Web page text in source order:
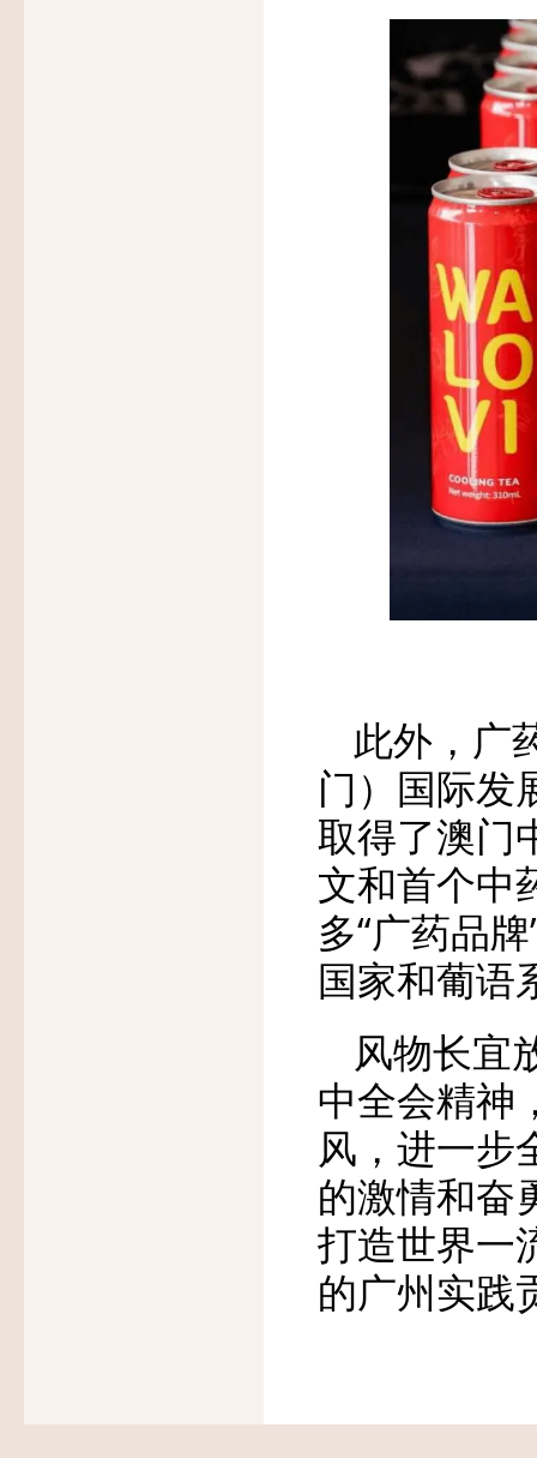
此外，广
门）国际发
取得了澳门
文和首个中
多“广药品
国家和葡语
风物长宜
中全会精神
风，进一步
的激情和奋
打造世界一
的广州实践